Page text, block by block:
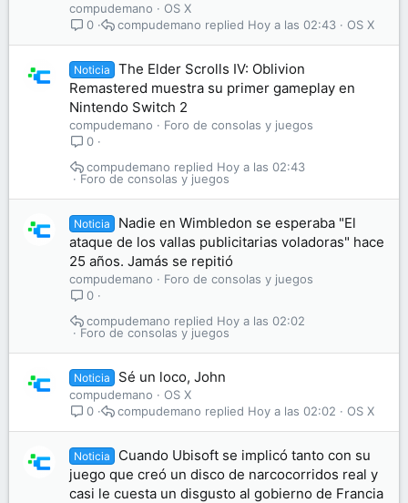
compudemano
OS X
0
OS X
Hoy a las 02:43
compudemano
Noticia
The Elder Scrolls IV: Oblivion
Remastered muestra su primer gameplay en
Nintendo Switch 2
compudemano
Foro de consolas y juegos
0
Foro de consolas y juegos
Hoy a las 02:43
compudemano
Noticia
Nadie en Wimbledon se esperaba "El
ataque de los vallas publicitarias voladoras" hace
25 años. Jamás se repitió
compudemano
Foro de consolas y juegos
0
Foro de consolas y juegos
Hoy a las 02:02
compudemano
Noticia Sé un loco, John
compudemano
OS X
0
OS X
Hoy a las 02:02
compudemano
Noticia
Cuando Ubisoft se implicó tanto con su
juego que creó un disco de narcocorridos real y
casi le cuesta un disgusto al gobierno de Francia